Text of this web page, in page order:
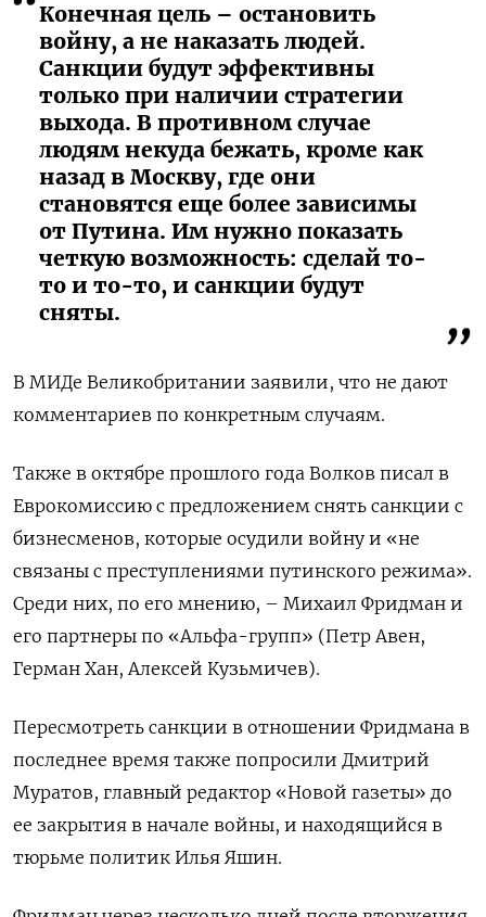
Конечная цель – остановить
войну, а не наказать людей.
Санкции будут эффективны
только при наличии стратегии
выхода. В противном случае
людям некуда бежать, кроме как
назад в Москву, где они
становятся еще более зависимы
от Путина. Им нужно показать
четкую возможность: сделай то-
то и то-то, и санкции будут
сняты.
В МИДе Великобритании заявили, что не дают
комментариев по конкретным случаям.
Также в октябре прошлого года Волков писал в
Еврокомиссию с предложением снять санкции с
бизнесменов, которые осудили войну и «не
связаны с преступлениями путинского режима».
Среди них, по его мнению, – Михаил Фридман и
его партнеры по «Альфа-групп» (Петр Авен,
Герман Хан, Алексей Кузьмичев).
Пересмотреть санкции в отношении Фридмана в
последнее время также попросили Дмитрий
Муратов, главный редактор «Новой газеты» до
ее закрытия в начале войны, и находящийся в
тюрьме политик Илья Яшин.